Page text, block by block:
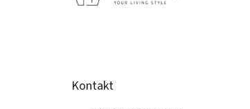
Kontakt